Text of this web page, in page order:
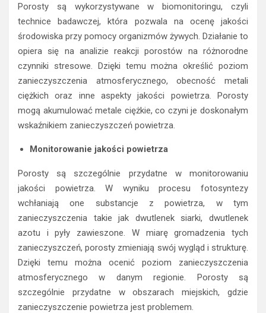
Porosty są wykorzystywane w biomonitoringu, czyli
technice badawczej, która pozwala na ocenę jakości
środowiska przy pomocy organizmów żywych. Działanie to
opiera się na analizie reakcji porostów na różnorodne
czynniki stresowe. Dzięki temu można określić poziom
zanieczyszczenia atmosferycznego, obecność metali
ciężkich oraz inne aspekty jakości powietrza. Porosty
mogą akumulować metale ciężkie, co czyni je doskonałym
wskaźnikiem zanieczyszczeń powietrza.
Monitorowanie jakości powietrza
Porosty są szczególnie przydatne w monitorowaniu
jakości powietrza. W wyniku procesu fotosyntezy
wchłaniają one substancje z powietrza, w tym
zanieczyszczenia takie jak dwutlenek siarki, dwutlenek
azotu i pyły zawieszone. W miarę gromadzenia tych
zanieczyszczeń, porosty zmieniają swój wygląd i strukturę.
Dzięki temu można ocenić poziom zanieczyszczenia
atmosferycznego w danym regionie. Porosty są
szczególnie przydatne w obszarach miejskich, gdzie
zanieczyszczenie powietrza jest problemem.